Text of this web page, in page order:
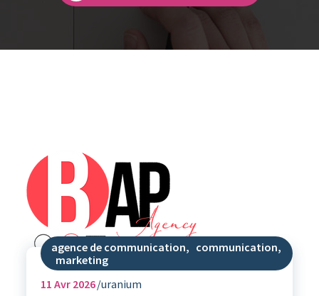
agence de communication, communication,
marketing
11 Avr 2026 uranium